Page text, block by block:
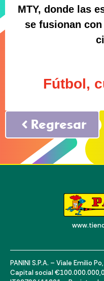
MTY, donde las
se fusionan
Fútbol,
Regresar
PANINI S.P.A. – Viale Emilio
Capital social